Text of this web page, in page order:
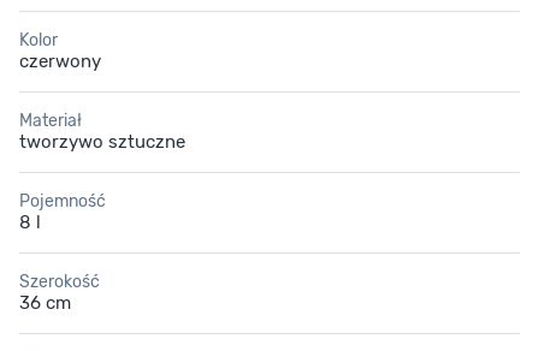
Kolor
czerwony
Materiał
tworzywo sztuczne
Pojemność
8 l
Szerokość
36 cm